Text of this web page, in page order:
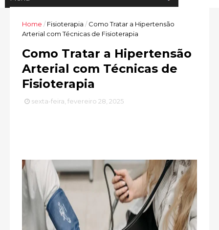
Home /Fisioterapia / Como Tratar a Hipertensão
Arterial com Técnicas de Fisioterapia
Como Tratar a Hipertensão
Arterial com Técnicas de
Fisioterapia
sexta-feira, fevereiro 28, 2025